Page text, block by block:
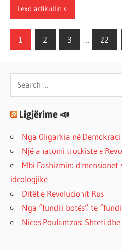
Lexo artikullin
Posts
1 2 3 … 22
Search
for:
Ligjërime 📣
Nga Oligarkia në Demokraci
Një anatomi trockiste e
Mbi Fashizmin: dimensionet
ideologjike
Ditët e Revolucionit Rus
Nga “fundi i botës” te
Nicos Poulantzas: Shteti